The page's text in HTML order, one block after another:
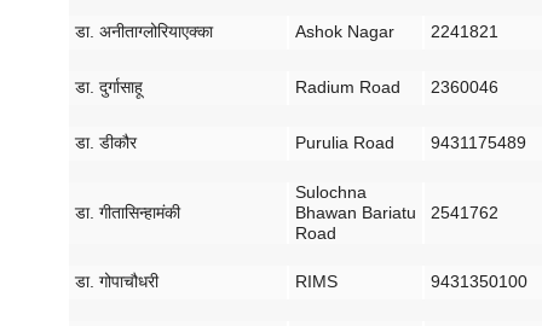
डा. अनीताग्लोरियाएक्का Ashok Nagar 2241821
डा. दुर्गासाहू Radium Road 2360046
डा. डीकौर Purulia Road 9431175489
डा. गीतासिन्हामंकी
Sulochna
Bhawan Bariatu
Road
2541762
डा. गोपाचौधरी RIMS 9431350100